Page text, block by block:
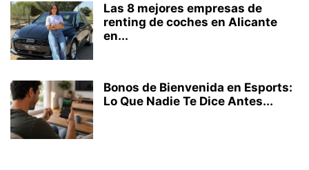
Las 8 mejores empresas de
renting de coches en Alicante
en...
Bonos de Bienvenida en Esports:
Lo Que Nadie Te Dice Antes...